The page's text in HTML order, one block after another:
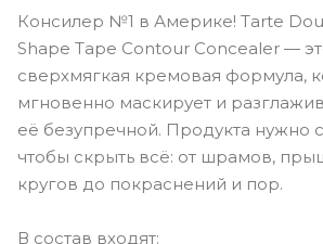
Консилер №1 в Америке! Tarte
Shape Tape Contour Concealer —
сверхмягкая кремовая формула,
мгновенно маскирует и
её безупречной. Продукта нужно
чтобы скрыть всё: от шрамов,
кругов до покраснений и пор.
В состав входят: